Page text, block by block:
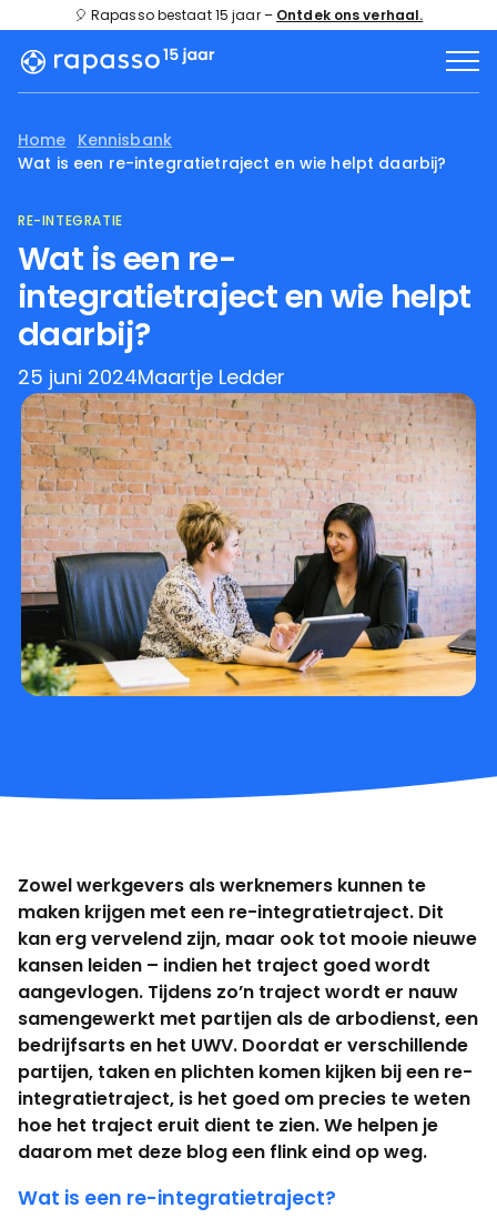
🎈 Rapasso bestaat 15 jaar – Ontdek ons verhaal.
Home Kennisbank
Wat is een re-integratietraject en wie helpt daarbij?
RE-INTEGRATIE
Wat is een re-
integratietraject en wie helpt
daarbij?
25 juni 2024Maartje Ledder
Zowel werkgevers als werknemers kunnen te
maken krijgen met een re-integratietraject. Dit
kan erg vervelend zijn, maar ook tot mooie nieuwe
kansen leiden – indien het traject goed wordt
aangevlogen. Tijdens zo’n traject wordt er nauw
samengewerkt met partijen als de arbodienst, een
bedrijfsarts en het UWV. Doordat er verschillende
partijen, taken en plichten komen kijken bij een re-
integratietraject, is het goed om precies te weten
hoe het traject eruit dient te zien. We helpen je
daarom met deze blog een flink eind op weg.
Wat is een re-integratietraject?